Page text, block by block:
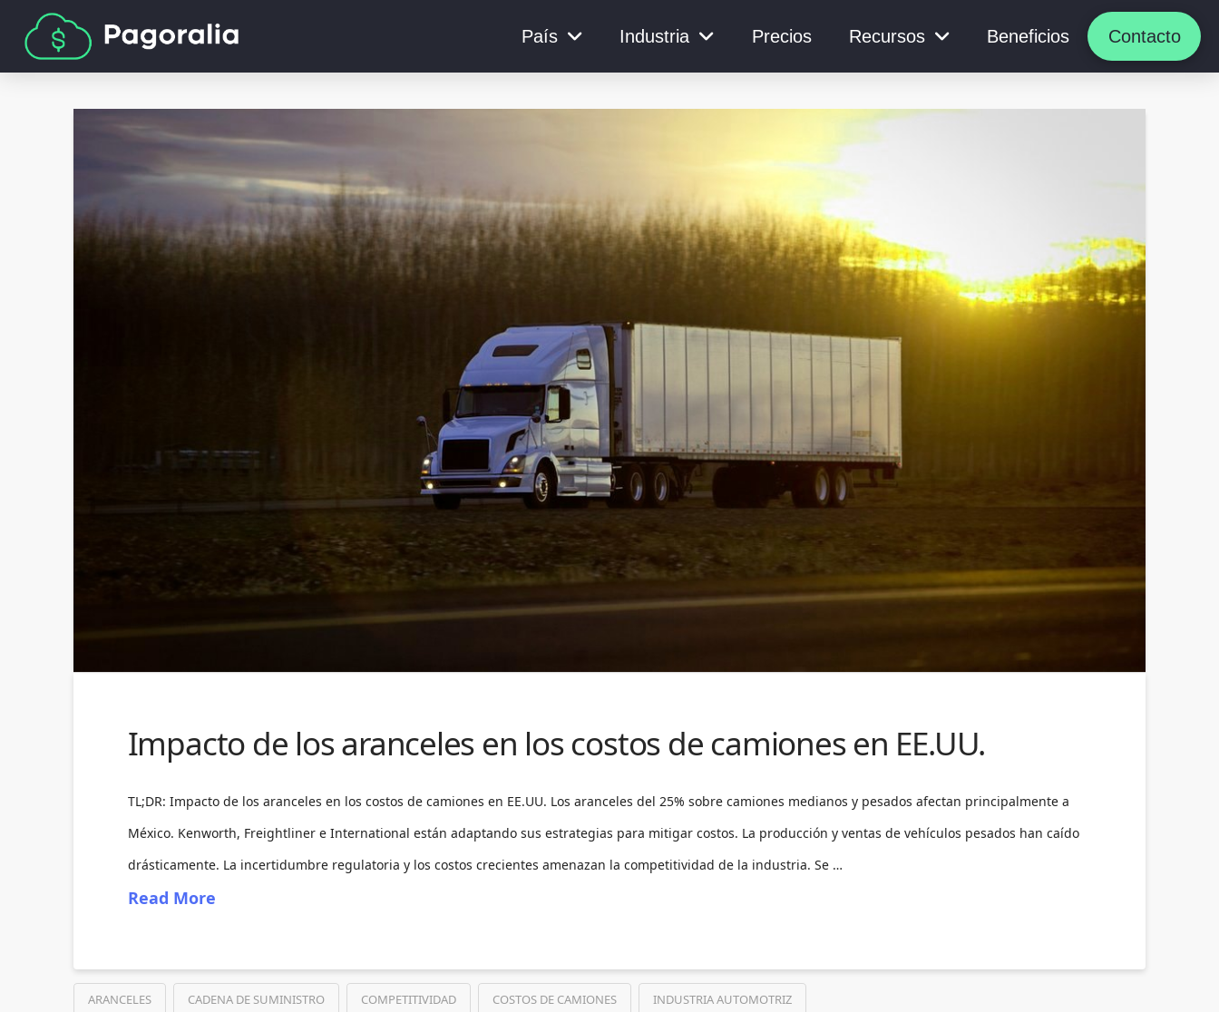
País Industria Precios Recursos Beneficios Contacto
Impacto de los aranceles en los costos de camiones en EE.UU.
TL;DR: Impacto de los aranceles en los costos de camiones en EE.UU. Los aranceles del 25% sobre camiones medianos y pesados afectan principalmente a
México. Kenworth, Freightliner e International están adaptando sus estrategias para mitigar costos. La producción y ventas de vehículos pesados han caído
drásticamente. La incertidumbre regulatoria y los costos crecientes amenazan la competitividad de la industria. Se …
Read More
ARANCELES CADENA DE SUMINISTRO COMPETITIVIDAD COSTOS DE CAMIONES INDUSTRIA AUTOMOTRIZ